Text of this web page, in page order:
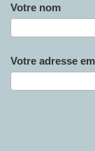
Votre nom
Votre adresse